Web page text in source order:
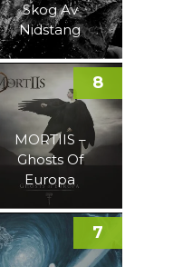
Skog Av
Nidstang
MORTIIS –
Ghosts Of
Europa
8
7